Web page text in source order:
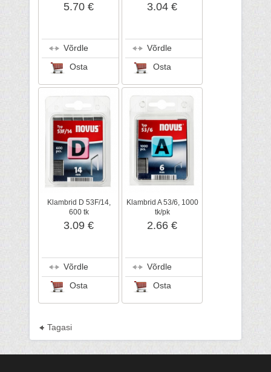
5.70 €
Võrdle
Osta
3.04 €
Võrdle
Osta
Klambrid D 53F/14,
600 tk
3.09 €
Võrdle
Osta
Klambrid A 53/6, 1000
tk/pk
2.66 €
Võrdle
Osta
Tagasi